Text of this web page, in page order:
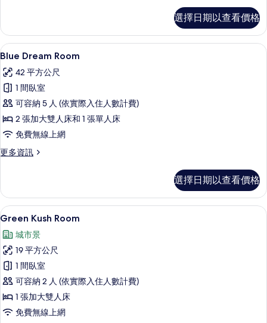
的
詳
情
選擇日期以查看價格
顯
示
Blue
Dream
Room
的
所
有
Blue Dream Room | 義大利 Frette 床
9
Blue Dream Room
42 平方公尺
1 間臥室
可容納 5 人 (依實際入住人數計費)
2 張加大雙人床和 1 張單人床
免費無線上網
更多資訊
更
Room
的
詳
選擇日期以查看價格
顯
示
Green
Kush
Room
的
所
有
Green Kush Room | 義大利 Frette 床
2
Green Kush Room
城市景
19 平方公尺
1 間臥室
可容納 2 人 (依實際入住人數計費)
1 張加大雙人床
免費無線上網